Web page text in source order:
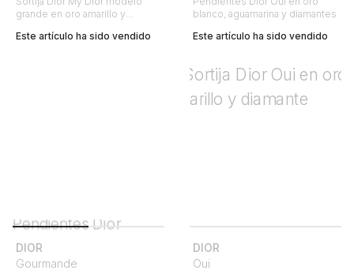
grande en oro amarillo y
Este artículo ha sido vendido
blanco, aguamarina y diamantes
Este artículo ha sido vendido
DIOR
Gourmande
DIOR
Oui